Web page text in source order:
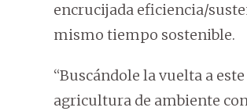
encrucijada eficiencia/
mismo tiempo sostenible.
“Buscándole la vuelta a
agricultura de ambiente